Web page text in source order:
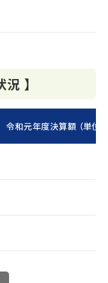
】
令和元年度決算額 （単位: